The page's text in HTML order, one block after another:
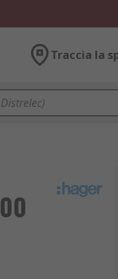
Traccia la